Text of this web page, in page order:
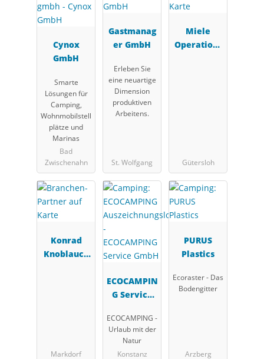
Cynox
GmbH
Smarte
Lösungen für
Camping,
Wohnmobilstell
plätze und
Marinas
Bad
Zwischenahn
Gastmanag
er GmbH
Erleben Sie
eine neuartige
Dimension
produktiven
Arbeitens.
St. Wolfgang
Miele
Operations
Gütersloh
Konrad
Knoblauch
Markdorf
ECOCAMPIN
G Service
ECOCAMPING -
Urlaub mit der
Natur
Konstanz
PURUS
Plastics
Ecoraster - Das
Bodengitter
Arzberg